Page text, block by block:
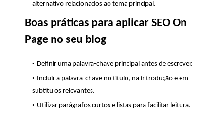
alternativo relacionados ao tema principal.
Boas práticas para aplicar SEO On
Page no seu blog
Definir uma palavra-chave principal antes de escrever.
Incluir a palavra-chave no título, na introdução e em
subtítulos relevantes.
Utilizar parágrafos curtos e listas para facilitar leitura.